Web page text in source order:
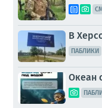
В
ПАБЛИКИ
Океан